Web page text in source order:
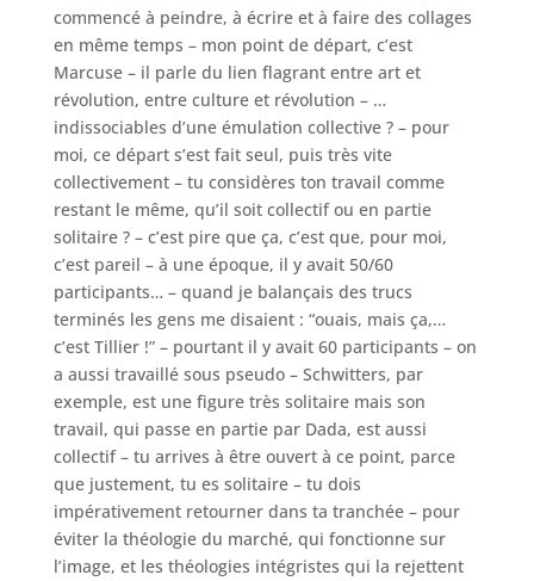
commencé à peindre, à écrire et à faire des collages
en même temps – mon point de départ, c’est
Marcuse – il parle du lien flagrant entre art et
révolution, entre culture et révolution – …
indissociables d’une émulation collective ? – pour
moi, ce départ s’est fait seul, puis très vite
collectivement – tu considères ton travail comme
restant le même, qu’il soit collectif ou en partie
solitaire ? – c’est pire que ça, c’est que, pour moi,
c’est pareil – à une époque, il y avait 50/60
participants… – quand je balançais des trucs
terminés les gens me disaient : “ouais, mais ça,…
c’est Tillier !” – pourtant il y avait 60 participants – on
a aussi travaillé sous pseudo – Schwitters, par
exemple, est une figure très solitaire mais son
travail, qui passe en partie par Dada, est aussi
collectif – tu arrives à être ouvert à ce point, parce
que justement, tu es solitaire – tu dois
impérativement retourner dans ta tranchée – pour
éviter la théologie du marché, qui fonctionne sur
l’image, et les théologies intégristes qui la rejettent